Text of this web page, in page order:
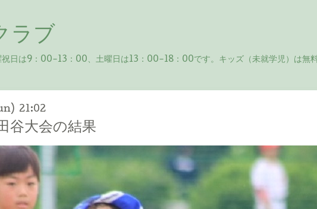
ラブ
祝日は9：00-13：00、土曜日は13：00-18：00です。キッズ（未就学児）は
21:02
谷大会の結果